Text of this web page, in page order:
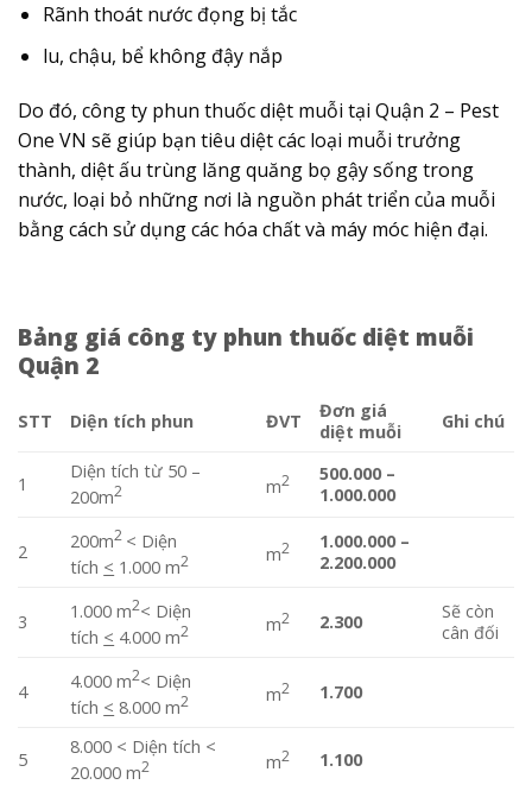
Rãnh thoát nước đọng bị tắc
lu, chậu, bể không đậy nắp
Do đó, công ty phun thuốc diệt muỗi tại Quận 2 – Pest
One VN sẽ giúp bạn tiêu diệt các loại muỗi trưởng
thành, diệt ấu trùng lăng quăng bọ gậy sống trong
nước, loại bỏ những nơi là nguồn phát triển của muỗi
bằng cách sử dụng các hóa chất và máy móc hiện đại.
Bảng giá công ty phun thuốc diệt muỗi
Quận 2
STT Diện tích phun ĐVT
Đơn giá
diệt muỗi
Ghi chú
1
Diện tích từ 50 –
200m2 m2
500.000 –
1.000.000
2 200m2 < Diện
tích < 1.000 m2 m2
1.000.000 –
2.200.000
3 1.000 m2< Diện
tích < 4.000 m2 m2 2.300
Sẽ còn
cân đối
4 4.000 m2< Diện
tích < 8.000 m2 m2 1.700
5
8.000 < Diện tích <
20.000 m2 m2 1.100